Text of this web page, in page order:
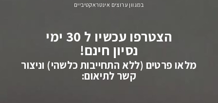
במגוון ערוצים אינטראקטיביים
הצטרפו עכשיו ל 30 ימי
נסיון חינם!
מלאו פרטים (ללא התחייבות כלשהי) וניצור
קשר לתיאום: